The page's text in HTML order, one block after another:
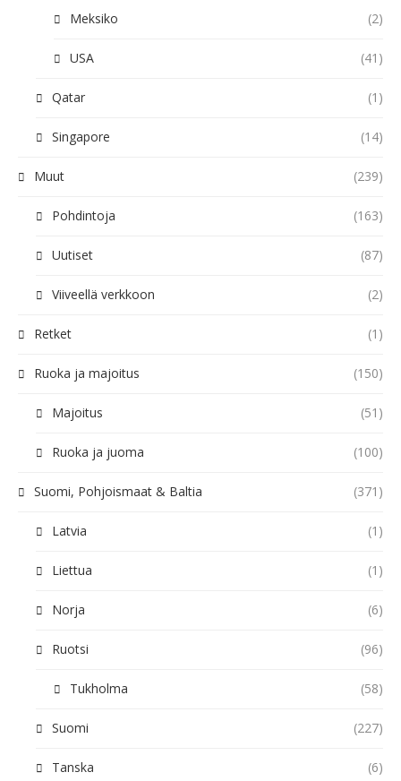
Meksiko (2)
USA (41)
Qatar (1)
Singapore (14)
Muut (239)
Pohdintoja (163)
Uutiset (87)
Viiveellä verkkoon (2)
Retket (1)
Ruoka ja majoitus (150)
Majoitus (51)
Ruoka ja juoma (100)
Suomi, Pohjoismaat & Baltia (371)
Latvia (1)
Liettua (1)
Norja (6)
Ruotsi (96)
Tukholma (58)
Suomi (227)
Tanska (6)